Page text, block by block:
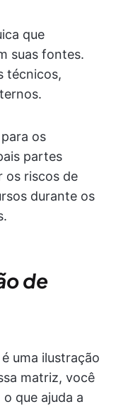
que
suas fontes.
técnicos,
os
partes
os riscos de
durante os
de
uma ilustração
matriz, você
que ajuda a